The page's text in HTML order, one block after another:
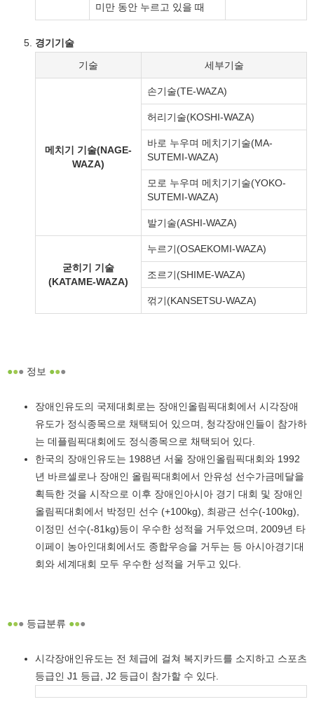
미만 동안 누르고 있을 때
경기기술
기술
세부기술
메치기 기술(NAGE-
WAZA)
손기술(TE-WAZA)
허리기술(KOSHI-WAZA)
바로 누우며 메치기기술(MA-
SUTEMI-WAZA)
모로 누우며 메치기기술(YOKO-
SUTEMI-WAZA)
발기술(ASHI-WAZA)
굳히기 기술
(KATAME-WAZA)
누르기(OSAEKOMI-WAZA)
조르기(SHIME-WAZA)
꺾기(KANSETSU-WAZA)
●●● 정보 ●●●
장애인유도의 국제대회로는 장애인올림픽대회에서 시각장애
유도가 정식종목으로 채택되어 있으며, 청각장애인들이 참가하
는 데플림픽대회에도 정식종목으로 채택되어 있다.
한국의 장애인유도는 1988년 서울 장애인올림픽대회와 1992
년 바르셀로나 장애인 올림픽대회에서 안유성 선수가금메달을
획득한 것을 시작으로 이후 장애인아시아 경기 대회 및 장애인
올림픽대회에서 박정민 선수 (+100kg), 최광근 선수(-100kg),
이정민 선수(-81kg)등이 우수한 성적을 거두었으며, 2009년 타
이페이 농아인대회에서도 종합우승을 거두는 등 아시아경기대
회와 세계대회 모두 우수한 성적을 거두고 있다.
●●● 등급분류 ●●●
시각장애인유도는 전 체급에 걸쳐 복지카드를 소지하고 스포츠
등급인 J1 등급, J2 등급이 참가할 수 있다.